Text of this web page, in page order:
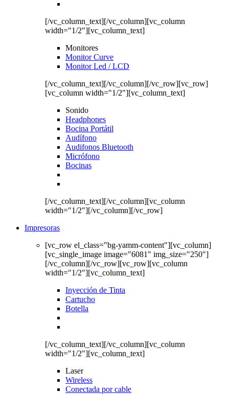
[/vc_column_text][/vc_column][vc_column
width="1/2"][vc_column_text]
Monitores
Monitor Curve
Monitor Led / LCD
[/vc_column_text][/vc_column][/vc_row][vc_row]
[vc_column width="1/2"][vc_column_text]
Sonido
Headphones
Bocina Portátil
Audífono
Audifonos Bluetooth
Micrófono
Bocinas
[/vc_column_text][/vc_column][vc_column
width="1/2"][/vc_column][/vc_row]
Impresoras
[vc_row el_class="bg-yamm-content"][vc_column]
[vc_single_image image="6081" img_size="250"]
[/vc_column][/vc_row][vc_row][vc_column
width="1/2"][vc_column_text]
Inyección de Tinta
Cartucho
Botella
[/vc_column_text][/vc_column][vc_column
width="1/2"][vc_column_text]
Laser
Wireless
Conectada por cable